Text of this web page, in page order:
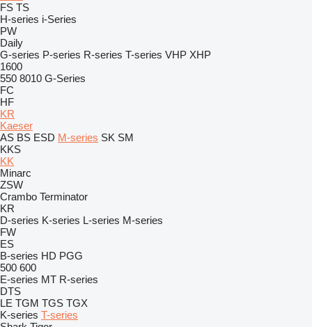
FS TS
H-series i-Series
PW
Daily
G-series P-series R-series T-series VHP XHP
1600
550 8010 G-Series
FC
HF
KR
Kaeser
AS BS ESD M-series SK SM
KKS
KK
Minarc
ZSW
Crambo Terminator
KR
D-series K-series L-series M-series
FW
ES
B-series HD PGG
500 600
E-series MT R-series
DTS
LE TGM TGS TGX
K-series T-series